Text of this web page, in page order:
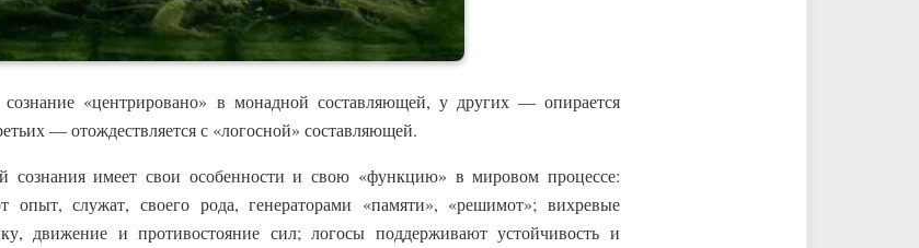
«центрировано» в монадной составляющей, у других — опирается
— отождествляется с «логосной» составляющей.
имеет свои особенности и свою «функцию» в мировом процессе:
опыт, служат, своего рода, генераторами «памяти», «решимот»; вихревые
движение и противостояние сил; логосы поддерживают устойчивость и